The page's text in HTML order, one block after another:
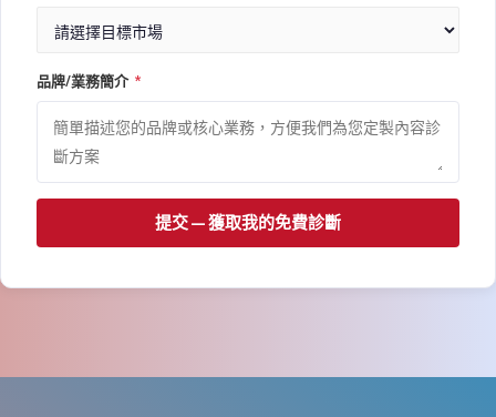
品牌/業務簡介 *
提交 — 獲取我的免費診斷